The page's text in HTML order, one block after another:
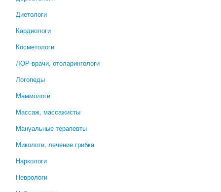
Диетологи
Кардиологи
Косметологи
ЛОР-врачи, отоларингологи
Логопеды
Маммологи
Массаж, массажисты
Мануальные терапевты
Микологи, лечение грибка
Наркологи
Неврологи